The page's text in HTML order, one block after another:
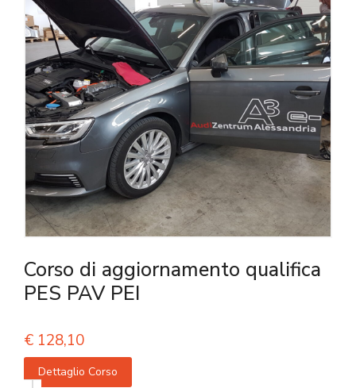
Corso di aggiornamento qualifica
PES PAV PEI
€ 128,10
Dettaglio Corso